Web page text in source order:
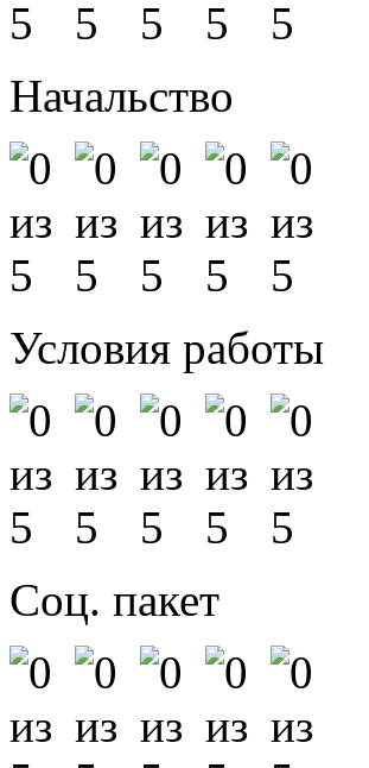
Начальство
Условия работы
Соц. пакет